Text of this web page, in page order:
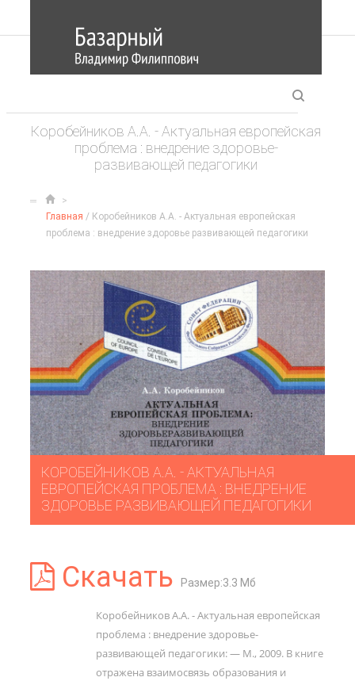
Коробейников А.А. - Актуальная европейская
проблема : внедрение здоровье­
развивающей педагогики
Главная / Коробейников А.А. - Актуальная европейская
проблема : внедрение здоровье­ развивающей педагогики
КОРОБЕЙНИКОВ А.А. - АКТУАЛЬНАЯ
ЕВРОПЕЙСКАЯ ПРОБЛЕМА : ВНЕДРЕНИЕ
ЗДОРОВЬЕ­ РАЗВИВАЮЩЕЙ ПЕДАГОГИКИ
Скачать Размер:3.3 Мб
Коробейников А.А. - Актуальная европейская
проблема : внедрение здоровье­
развивающей педагогики: — М., 2009. В книге
отражена взаимосвязь образования и